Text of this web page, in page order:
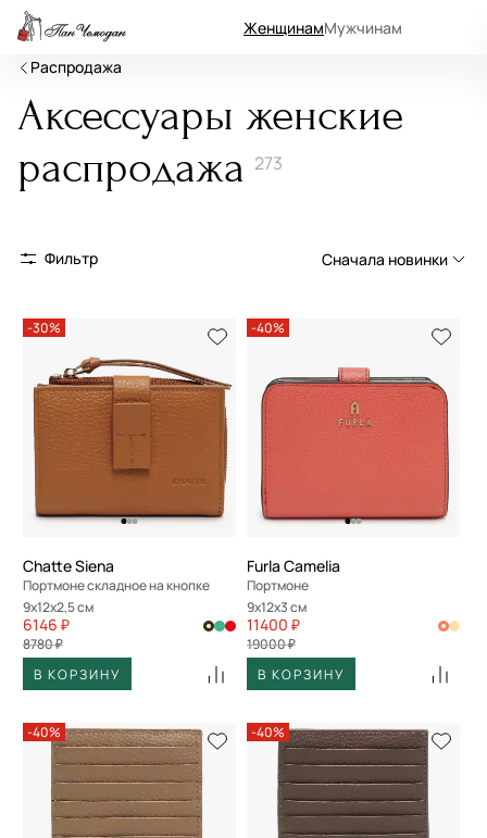
ЖенщинамМужчинам
Распродажа
Аксессуары женские
распродажа 273
Фильтр Сначала новинки
Сначала новинки
По возрастанию цены
По убыванию цены
-30%
Chatte Siena
Портмоне складное на кнопке
9x12x2,5 см
6146 ₽
8780 ₽
В КОРЗИНУ
-40%
Furla Camelia
Портмоне
9x12x3 см
11400 ₽
19000 ₽
В КОРЗИНУ
-40% -40%